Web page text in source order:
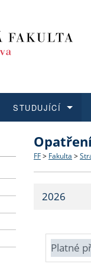
Struktura
Strategie
Fakultní
Co
Učitelské
STUDUJÍCÍ
O vědě a
Aktuální
FF > Fakulta >
2026
Platné